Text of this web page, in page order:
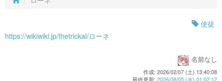
使徒
https://wikiwiki.jp/thetrickal/ローネ
名前なし
作成: 2026/02/07 (土) 13:40:08
最終更新: 2026/08/05 (水) 01:02:12